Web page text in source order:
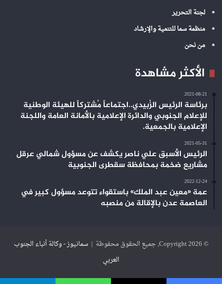
لجنة التحرير
منظمة سما للتنمية والإرشاد
من نحن
الأكثر مشاهدة
2021-08-21
برئاسة الرئيس الزُبيدي..اجتماعاً مُشتركاً للهيئة الوطنية
للإعلام الجنوبي والدائرة الإعلامية بالأمانة العامة واللجنة
الإعلامية بالجمعية.
2021-05-31
الرئيس الأسبق علي ناصر يكشف عن مسؤول شمالي عرقل
مشاريع ضخمة بمحافظة سقطرى الجنوبية
2022-12-24
عمة «معين عبد الملك» باستقواء تتوعد مسؤول كبير في
العاصمة عدن بالإقالة من منصبه
© Copyright 2026, جميع الحقوق محفوظة |
سمانيوز - وكالة أنباء الجنوب
العربي